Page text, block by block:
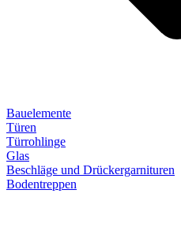
Bauelemente
Türen
Türrohlinge
Glas
Beschläge und Drückergarnituren
Bodentreppen